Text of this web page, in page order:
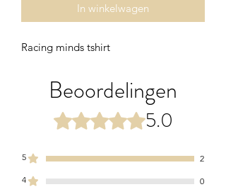
In winkelwagen
Racing minds tshirt
Beoordelingen
Beoordeeld met 5 uit 5 sterren.
5.0
5
2
4
0